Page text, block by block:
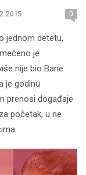
0
jednom detetu,
je
nije bio Bane
je godinu
prenosi događaje
početak, u ne